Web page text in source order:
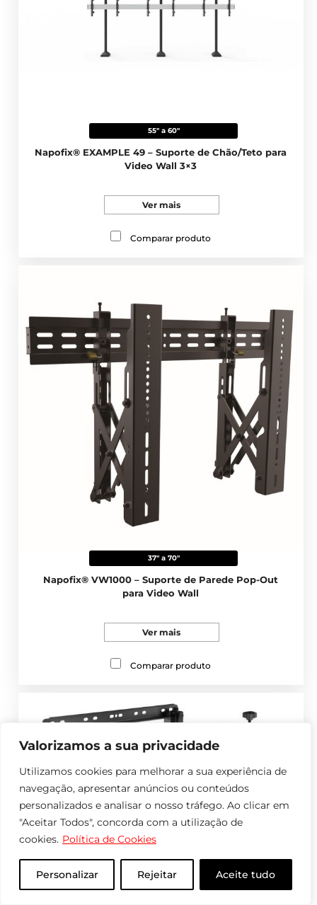
Valorizamos a sua privacidade
Utilizamos cookies para melhorar a sua experiência de
navegação, apresentar anúncios ou conteúdos
personalizados e analisar o nosso tráfego. Ao clicar em
"Aceitar Todos", concorda com a utilização de
cookies. Política de Cookies
Personalizar Rejeitar Aceite tudo
55" a 60"
Napofix® EXAMPLE 49 – Suporte de Chão/Teto para
Video Wall 3×3
Ver mais
Comparar produto
37" a 70"
Napofix® VW1000 – Suporte de Parede Pop-Out
para Video Wall
Ver mais
Comparar produto